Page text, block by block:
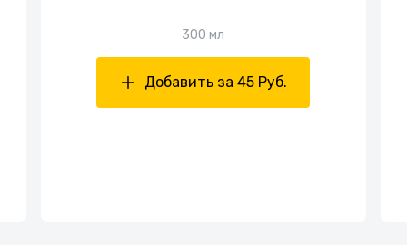
300 мл
Добавить за 45 Руб.